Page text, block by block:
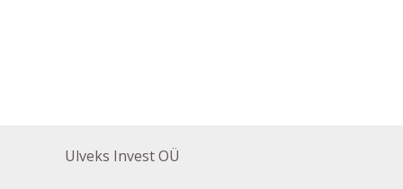
Ulveks Invest OÜ